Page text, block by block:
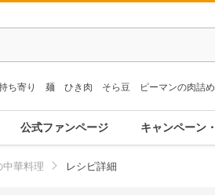
ち寄り 麺 ひき肉 そら豆 ピーマンの肉詰め
公式ファンページ キャンペーン
中華料理 レシピ詳細